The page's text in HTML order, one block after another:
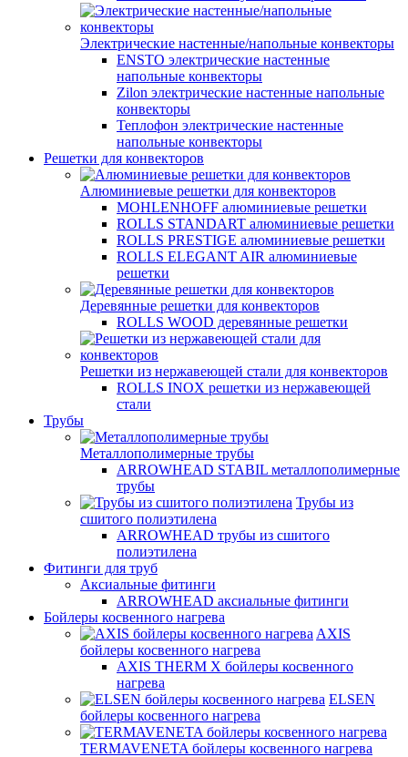
Электрические настенные/напольные конвекторы
ENSTO электрические настенные
напольные конвекторы
Zilon электрические настенные напольные
конвекторы
Теплофон электрические настенные
напольные конвекторы
Решетки для конвекторов
Алюминиевые решетки для конвекторов
MOHLENHOFF алюминиевые решетки
ROLLS STANDART алюминиевые решетки
ROLLS PRESTIGE алюминиевые решетки
ROLLS ELEGANT AIR алюминиевые
решетки
Деревянные решетки для конвекторов
ROLLS WOOD деревянные решетки
Решетки из нержавеющей стали для конвекторов
ROLLS INOX решетки из нержавеющей
стали
Трубы
Металлополимерные трубы
ARROWHEAD STABIL металлополимерные
трубы
Трубы из
сшитого полиэтилена
ARROWHEAD трубы из сшитого
полиэтилена
Фитинги для труб
Аксиальные фитинги
ARROWHEAD аксиальные фитинги
Бойлеры косвенного нагрева
AXIS
бойлеры косвенного нагрева
AXIS THERM X бойлеры косвенного
нагрева
ELSEN
бойлеры косвенного нагрева
TERMAVENETA бойлеры косвенного нагрева